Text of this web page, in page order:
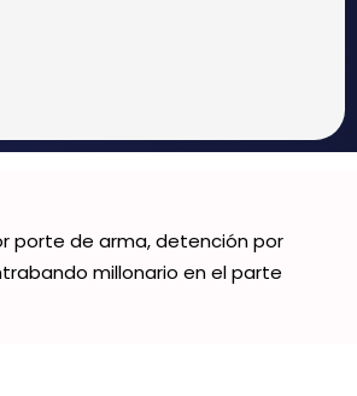
porte de arma, detención por
millonario en el parte